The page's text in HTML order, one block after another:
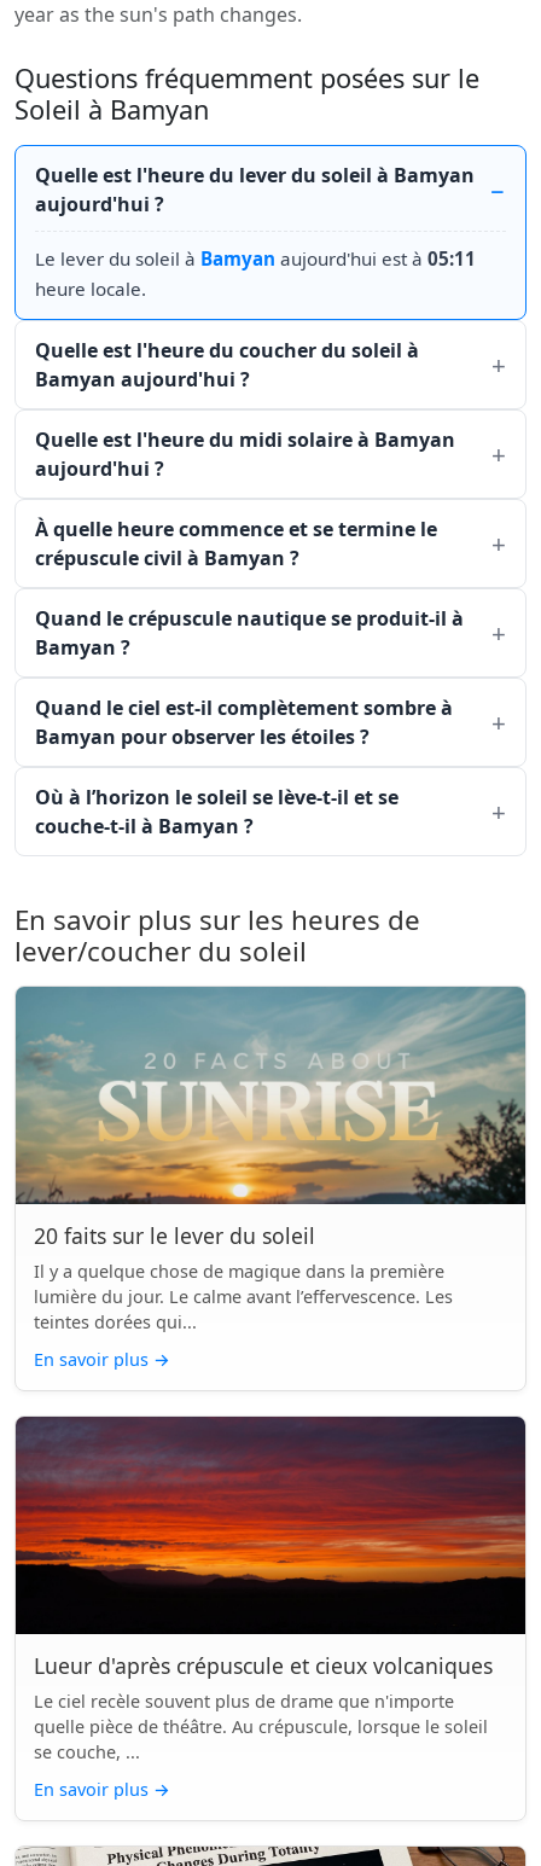
year as the sun's path changes.
Questions fréquemment posées sur le
Soleil à Bamyan
Quelle est l'heure du lever du soleil à Bamyan
aujourd'hui ?
Le lever du soleil à Bamyan aujourd'hui est à 05:11
heure locale.
Quelle est l'heure du coucher du soleil à
Bamyan aujourd'hui ?
Quelle est l'heure du midi solaire à Bamyan
aujourd'hui ?
À quelle heure commence et se termine le
crépuscule civil à Bamyan ?
Quand le crépuscule nautique se produit-il à
Bamyan ?
Quand le ciel est-il complètement sombre à
Bamyan pour observer les étoiles ?
Où à l’horizon le soleil se lève-t-il et se
couche-t-il à Bamyan ?
En savoir plus sur les heures de
lever/coucher du soleil
20 faits sur le lever du soleil
Il y a quelque chose de magique dans la première
lumière du jour. Le calme avant l’effervescence. Les
teintes dorées qui...
En savoir plus →
Lueur d'après crépuscule et cieux volcaniques
Le ciel recèle souvent plus de drame que n'importe
quelle pièce de théâtre. Au crépuscule, lorsque le soleil
se couche, ...
En savoir plus →